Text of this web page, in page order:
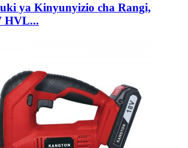
ya Kinyunyizio cha Rangi,
HVL...